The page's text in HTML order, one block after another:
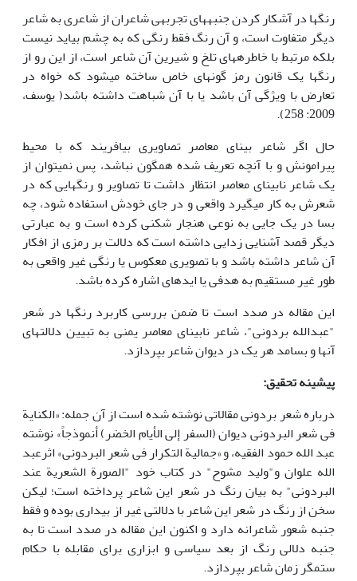
رنگ­ها در آشکار کردن جنبه­های تجربه­ی شاعران از شاعری به شاعر
دیگر متفاوت است، و آن رنگ فقط رنگی که به چشم بیاید نیست
بلکه مرتبط با خاطره­های تلخ و شیرین آن شاعر است، از این رو از
رنگ­ها یک قانون رمز گونه­ای خاص ساخته می­شود که خواه در
تعارض با ویژگی آن باشد یا با آن شباهت داشته باشد( یوسف،
2009: 258).
حال اگر شاعر بینای معاصر تصاویری بیافریند که با محیط
پیرامونش و با آنچه تعریف شده همگون نباشد، پس نمی­توان از
یک شاعر نابینای معاصر انتظار داشت تا تصاویر و رنگهایی که در
شعرش به کار می­گیرد واقعی و در جای خودش استفاده شود، چه
بسا در یک جایی به نوعی هنجار شکنی کرده است و به عبارتی
دیگر قصد آشنایی زدایی داشته است که دلالت بر رمزی از افکار
آن شاعر داشته باشد و با تصویری معکوس یا رنگی غیر واقعی به
طور غیر مستقیم به هدفی یا ایده­ای اشاره کرده باشد.
این مقاله در صدد است تا ضمن بررسی کاربرد رنگها در شعر
"عبدالله بردونی"، شاعر نابینای معاصر یمنی به تبیین دلالتهای
آنها و بسامد هر یک در دیوان شاعر بپردازد.
پیشینه تحقیق:
درباره شعر بردونی مقالاتی نوشته شده است از آن جمله: «الکنایة
فی شعر البردونی دیوان (السفر إلى الأیام الخضر) أنموذجاً» نوشته
عبد الله حمود الفقیه، و «جمالیة التکرار فی شعر البردونی» اثرعبد
الله علوان و"ولید مشوح" در کتاب خود "الصورة الشعریة عند
البردونی" به بیان رنگ در شعر این شاعر پرداخته است؛ لیکن
سخن از رنگ در شعر این شاعر با دلالتی غیر از بیداری بوده و فقط
جنبه‌ شعور شاعرانه دارد و اکنون این مقاله در صدد است تا به
جنبه‌ دلالی رنگ از بعد سیاسی و ابزاری برای مقابله با حکام
ستمگر زمان شاعر بپردازد.